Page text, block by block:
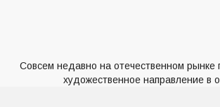
Совсем недавно на отечественном рынке
художественное направление в